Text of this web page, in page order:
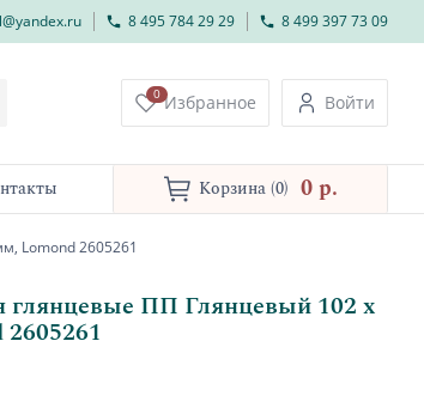
8 495 784 29 29 8 499 397 73 09
0 Избранное Войти
Корзина (0) 0 p.
Lomond 2605261
глянцевые ПП Глянцевый 102 х